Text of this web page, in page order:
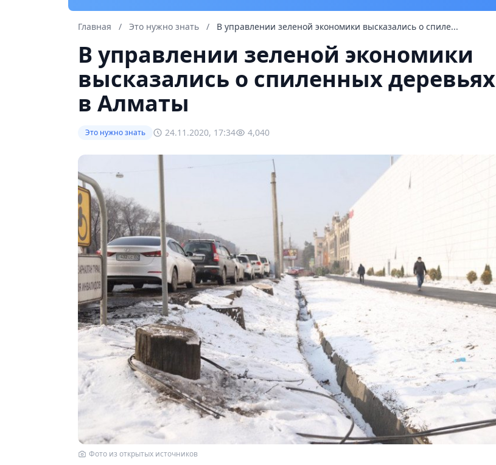
Главная / Это нужно знать / В управлении зеленой экономики высказались о спиле...
В управлении зеленой экономики
высказались о спиленных деревьях
в Алматы
Это нужно знать 24.11.2020, 17:34 4,040
Фото из открытых источников